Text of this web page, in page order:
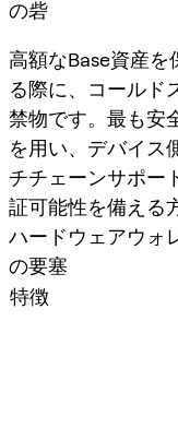
の砦
高額なBase資産
る際に、コールド
禁物です。最も安
を用い、デバイス
チチェーンサポー
証可能性を備える
ハードウェアウォ
の要塞
特徴